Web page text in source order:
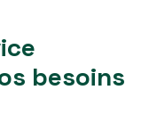
besoins